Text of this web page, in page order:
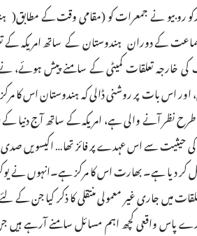
روبیو نے جمعرات کو (مقامی وقت کے
کے دوران ہندوستان کے ساتھ امریکہ کے
خارجہ تعلقات کمیٹی کے سامنے پیش ہوئے،
اس بات پر روشنی ڈالی کہ ہندوستان اس کا
طرح نظر آنے والی ہے، امریکہ کے ساتھ آج
کی حیثیت سے اس عہدے پر فائز تھا… اکیسویں
کر دیا ہے۔ بھارت اس کا مرکز ہے۔انہوں نے
میں جاری غیر معمولی منتقلی کا ذکر کیا
پاس واقعی کچھ اہم مسائل سامنے آرہے